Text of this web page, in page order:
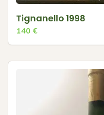
Tignanello 1998
140 €